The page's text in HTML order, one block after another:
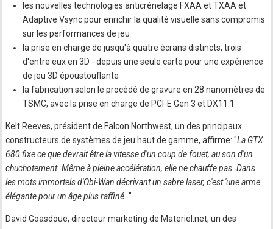
les nouvelles technologies anticrénelage FXAA et TXAA et
Adaptive Vsync pour enrichir la qualité visuelle sans compromis
sur les performances de jeu
la prise en charge de jusqu'à quatre écrans distincts, trois
d'entre eux en 3D - depuis une seule carte pour une expérience
de jeu 3D époustouflante
la fabrication selon le procédé de gravure en 28 nanomètres de
TSMC, avec la prise en charge de PCI-E Gen 3 et DX11.1
Kelt Reeves, président de Falcon Northwest, un des principaux
constructeurs de systèmes de jeu haut de gamme, affirme: "La GTX
680 fixe ce que devrait être la vitesse d'un coup de fouet, au son d'un
chuchotement. Même à pleine accélération, elle ne chauffe pas. Dans
les mots immortels d'Obi-Wan décrivant un sabre laser, c'est 'une arme
élégante pour un âge plus raffiné."
David Goasdoue, directeur marketing de Materiel.net, un des